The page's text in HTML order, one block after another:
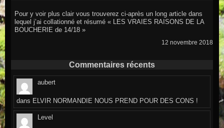
Pour y voir plus clair vous trouverez ci-après un long article dans
lequel j’ai collationné et résumé « LES VRAIES RAISONS DE LA
BOUCHERIE de 14/18 »
12 novembre 2018
Commentaires récents
aubert
dans ELVIR NORMANDIE NOUS PREND POUR DES CONS !
Level